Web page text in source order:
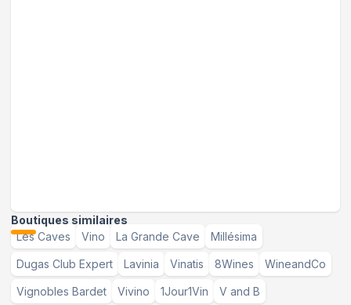
Boutiques similaires
Les Caves
Vino La Grande Cave Millésima
Dugas Club Expert Lavinia Vinatis 8Wines WineandCo
Vignobles Bardet Vivino 1Jour1Vin V and B